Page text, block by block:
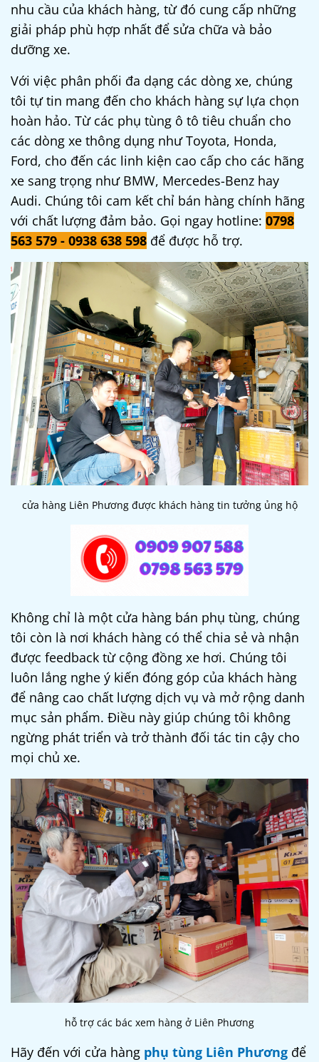
nhu cầu của khách hàng, từ đó cung cấp những
giải pháp phù hợp nhất để sửa chữa và bảo
dưỡng xe.
Với việc phân phối đa dạng các dòng xe, chúng
tôi tự tin mang đến cho khách hàng sự lựa chọn
hoàn hảo. Từ các phụ tùng ô tô tiêu chuẩn cho
các dòng xe thông dụng như Toyota, Honda,
Ford, cho đến các linh kiện cao cấp cho các hãng
xe sang trọng như BMW, Mercedes-Benz hay
Audi. Chúng tôi cam kết chỉ bán hàng chính hãng
với chất lượng đảm bảo. Gọi ngay hotline: 0798
563 579 - 0938 638 598 để được hỗ trợ.
cửa hàng Liên Phương được khách hàng tin tưởng ủng hộ
Không chỉ là một cửa hàng bán phụ tùng, chúng
tôi còn là nơi khách hàng có thể chia sẻ và nhận
được feedback từ cộng đồng xe hơi. Chúng tôi
luôn lắng nghe ý kiến đóng góp của khách hàng
để nâng cao chất lượng dịch vụ và mở rộng danh
mục sản phẩm. Điều này giúp chúng tôi không
ngừng phát triển và trở thành đối tác tin cậy cho
mọi chủ xe.
hỗ trợ các bác xem hàng ở Liên Phương
Hãy đến với cửa hàng phụ tùng Liên Phương để